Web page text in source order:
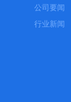
公司要闻
行业新闻